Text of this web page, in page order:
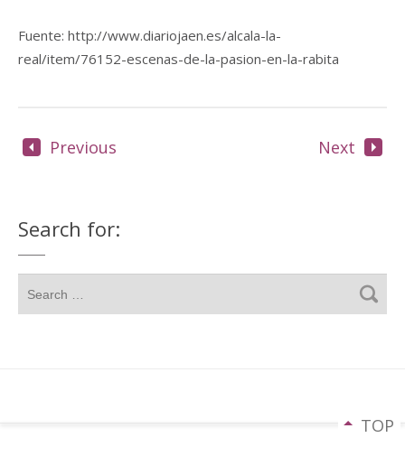
Fuente: http://www.diariojaen.es/alcala-la-
real/item/76152-escenas-de-la-pasion-en-la-rabita
Previous Next
Search for:
TOP